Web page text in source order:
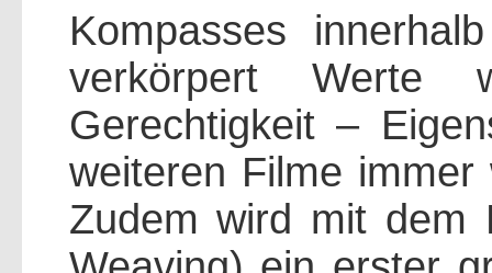
Kompasses
verkörpert Werte
Gerechtigkeit –
weiteren Filme
Zudem wird mit dem